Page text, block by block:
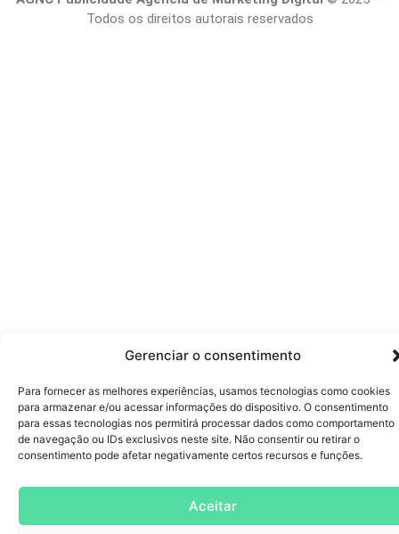
Gerenciar o consentimento
Para fornecer as melhores experiências, usamos tecnologias como cookies
para armazenar e/ou acessar informações do dispositivo. O consentimento
para essas tecnologias nos permitirá processar dados como comportamento
de navegação ou IDs exclusivos neste site. Não consentir ou retirar o
consentimento pode afetar negativamente certos recursos e funções.
Aceitar
Todos os direitos autorais reservados